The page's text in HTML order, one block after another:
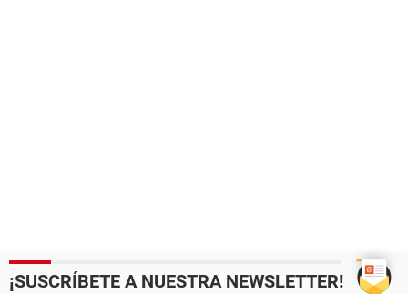
¡SUSCRÍBETE A NUESTRA NEWSLETTER!